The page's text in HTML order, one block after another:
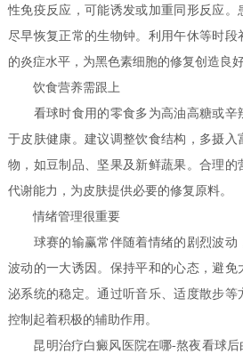
性免疫反应，可能诱发或加重同形反应。
尽早恢复正常的生物钟。利用午休等时
的炎症水平，为黑色素细胞的修复创造良
饮食营养需跟上
看球时食用的零食多为高油高糖或辛
于皮肤健康。建议调整饮食结构，多摄入
物，如豆制品、坚果及新鲜蔬果。合理
代谢能力，为皮肤提供必要的修复原料。
情绪管理很重要
球赛的输赢常伴随着情绪的剧烈波动
波动的一大诱因。保持平和的心态，避免
泌系统的稳定。通过听音乐、适度散步等
控制起着积极的辅助作用。
昆明治疗白癜风医院在哪-熬夜看球后